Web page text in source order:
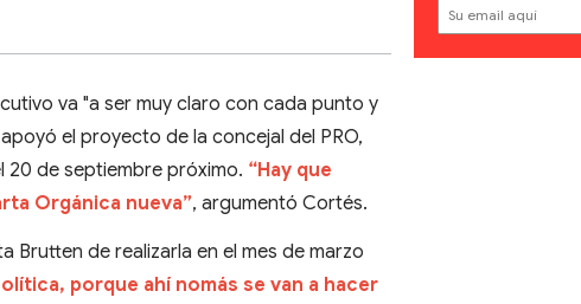
va "a ser muy claro con cada punto y
el proyecto de la concejal del PRO,
20 de septiembre próximo. “Hay que
Orgánica nueva”, argumentó Cortés.
de realizarla en el mes de marzo
porque ahí nomás se van a hacer